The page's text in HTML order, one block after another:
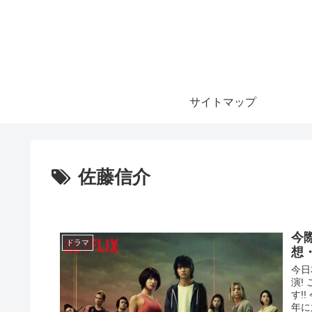
サイトマップ
佐藤信介
ドラマ
今
想
今
演!
す!!
年